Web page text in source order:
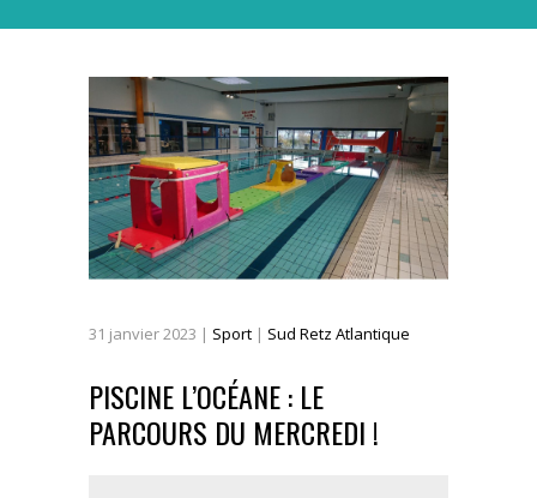
31 janvier2023 | Sport | Sud Retz Atlantique
PISCINE L’OCÉANE : LE
PARCOURS DU MERCREDI !